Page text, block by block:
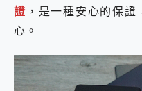
證 ，是一種安心的保
心。